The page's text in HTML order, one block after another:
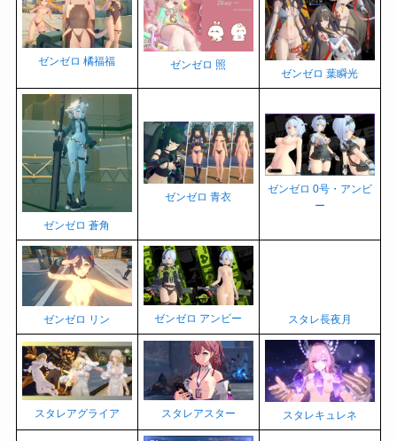
ゼンゼロ 橘福福 ゼンゼロ 照
ゼンゼロ 葉瞬光
ゼンゼロ 蒼角
ゼンゼロ 青衣
ゼンゼロ 0号・アンビ
ー
ゼンゼロ リン ゼンゼロ アンビー スタレ長夜月
スタレアグライア スタレアスター スタレキュレネ